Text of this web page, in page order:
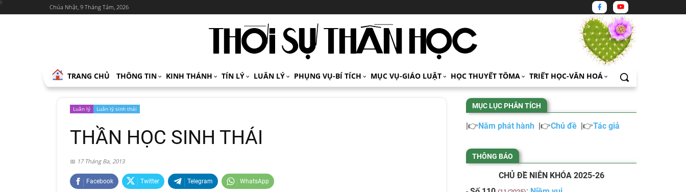
Chúa Nhật, 9 Tháng Tám, 2026
TRANG CHỦ THÔNG TIN KINH THÁNH TÍN LÝ LUÂN LÝ PHỤNG VỤ-BÍ TÍCH MỤC VỤ-GIÁO LUẬT HỌC THUYẾT TÔMA TRIẾT HỌC-VĂN HOÁ
Luân lý Luân lý sinh thái
THẦN HỌC SINH THÁI
17 Tháng Ba, 2013
Facebook Twitter Telegram WhatsApp
MỤC LỤC PHÂN TÍCH
|👉Năm phát hành |👉Chủ đề |👉Tác giả
THÔNG BÁO
CHỦ ĐỀ NIÊN KHÓA 2025-26